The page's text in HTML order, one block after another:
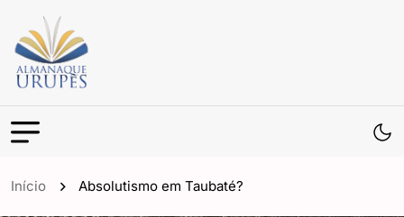
Início Absolutismo em Taubaté?